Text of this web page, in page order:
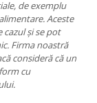
de exemplu
Aceste
cazul și se pot
Firma noastră
consideră că un
cu